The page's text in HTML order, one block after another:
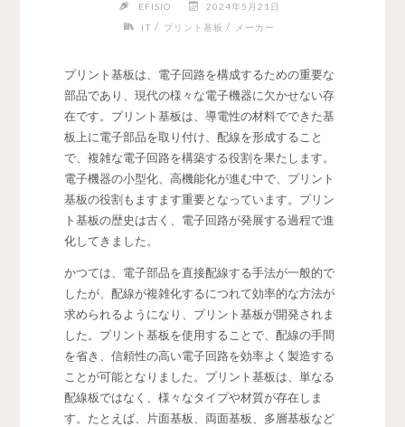
EFISIO
2024年5月21日
IT / プリント基板 / メーカー
プリント基板は、電子回路を構成するための重要な
部品であり、現代の様々な電子機器に欠かせない存
在です。 プリント基板は、導電性の材料でできた基
板上に電子部品を取り付け、配線を形成すること
で、複雑な電子回路を構築する役割を果たします。
電子機器の小型化、高機能化が進む中で、プリント
基板の役割もますます重要となっています。プリン
ト基板の歴史は古く、電子回路が発展する過程で進
化してきました。
かつては、電子部品を直接配線する手法が一般的で
したが、配線が複雑化するにつれて効率的な方法が
求められるようになり、プリント基板が開発されま
した。プリント基板を使用することで、配線の手間
を省き、信頼性の高い電子回路を効率よく製造する
ことが可能となりました。プリント基板は、単なる
配線板ではなく、様々なタイプや材質が存在しま
す。たとえば、片面基板、両面基板、多層基板など